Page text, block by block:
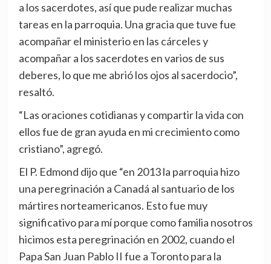
a los sacerdotes, así que pude realizar muchas
tareas en la parroquia. Una gracia que tuve fue
acompañar el ministerio en las cárceles y
acompañar a los sacerdotes en varios de sus
deberes, lo que me abrió los ojos al sacerdocio”,
resaltó.
“Las oraciones cotidianas y compartir la vida con
ellos fue de gran ayuda en mi crecimiento como
cristiano”, agregó.
El P. Edmond dijo que “en 2013 la parroquia hizo
una peregrinación a Canadá al santuario de los
mártires norteamericanos. Esto fue muy
significativo para mí porque como familia nosotros
hicimos esta peregrinación en 2002, cuando el
Papa San Juan Pablo II fue a Toronto para la